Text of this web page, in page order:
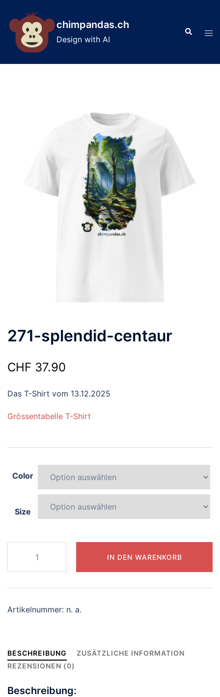
content
chimpandas.ch
Design with AI
Search
271-splendid-centaur
CHF 37.90
Das T-Shirt vom 13.12.2025
Grössentabelle T-Shirt
Color
Size
splendid-
centaur
Menge
IN DEN WARENKORB
Artikelnummer: n. a.
BESCHREIBUNG
ZUSÄTZLICHE INFORMATION
REZENSIONEN (0)
Beschreibung: